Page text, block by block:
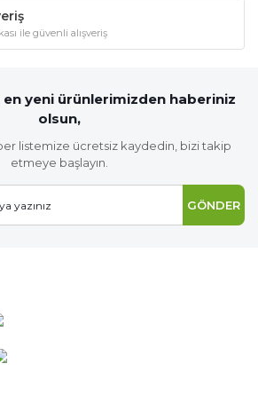
ile güvenli alışveriş
yeni ürünlerimizden haberiniz
olsun,
listemize ücretsiz kaydedin, bizi takip
etmeye başlayın.
GÖNDER